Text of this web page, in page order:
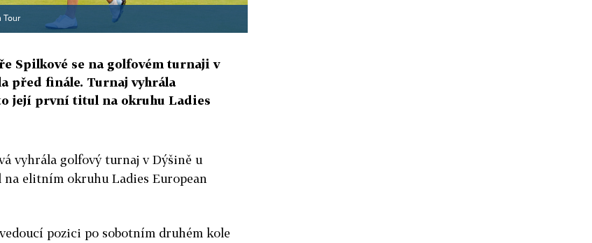
Tour
Spilkové se na golfovém turnaji v
před finále. Turnaj vyhrála
její první titul na okruhu Ladies
vyhrála golfový turnaj v Dýšině u
elitním okruhu Ladies European
pozici po sobotním druhém kole